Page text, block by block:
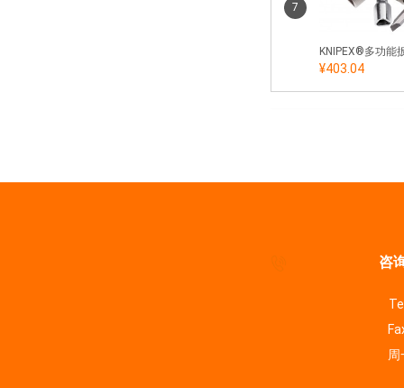
7
¥403.04
咨
周